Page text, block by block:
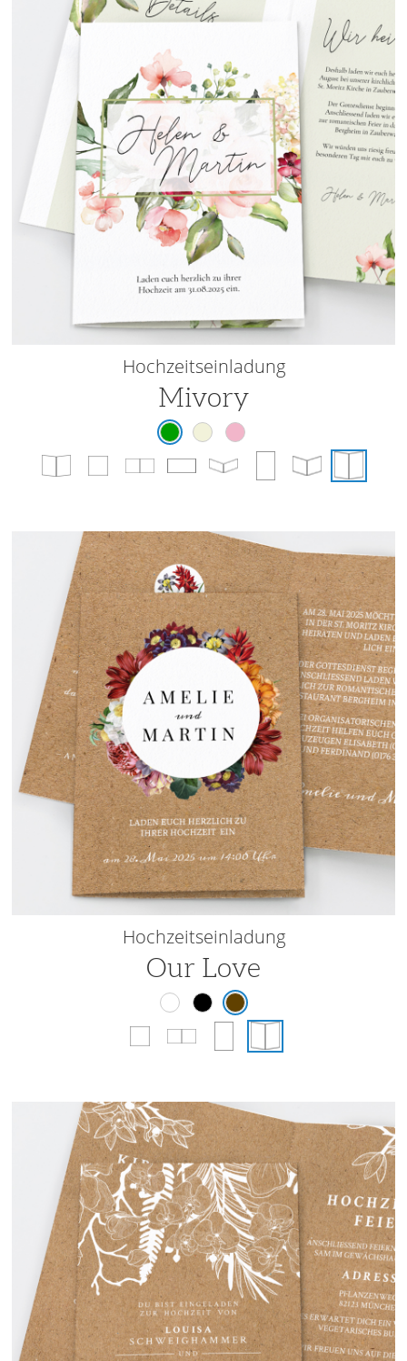
Hochzeitseinladung
Mivory
Hochzeitseinladung
Our Love